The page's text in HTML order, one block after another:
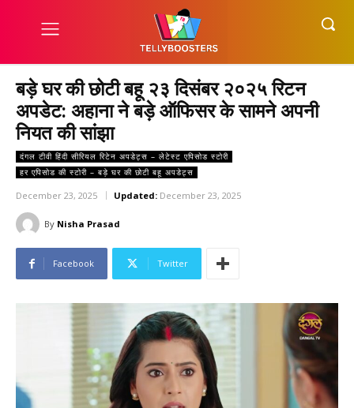
बड़े घर की छोटी बहू २३ दिसंबर २०२५ रिटन
अपडेट: अहाना ने बड़े ऑफिसर के सामने अपनी
नियत की सांझा
दंगल टीवी हिंदी सीरियल रिटेन अपडेट्स – लेटेस्ट एपिसोड स्टोरी
हर एपिसोड की स्टोरी – बड़े घर की छोटी बहू अपडेट्स
December 23, 2025 Updated: December 23, 2025
By Nisha Prasad
Facebook Twitter